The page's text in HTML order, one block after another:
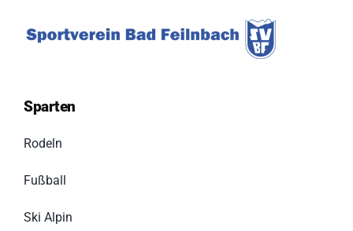
Sparten
Rodeln
Fußball
Ski Alpin